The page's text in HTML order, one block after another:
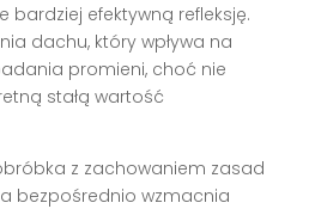
bardziej efektywną refleksję.
dachu, który wpływa na
promieni, choć nie
stałą wartość
z zachowaniem zasad
bezpośrednio wzmacnia